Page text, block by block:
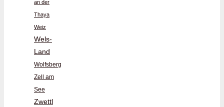
an der
Thaya
Weiz
Wels-
Land
Wolfsberg
Zell am
See
Zwettl